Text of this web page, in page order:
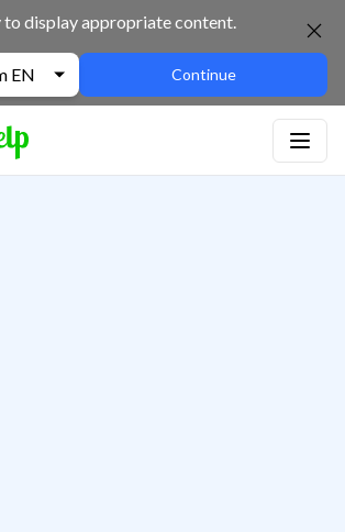
to display appropriate content.
EN Continue